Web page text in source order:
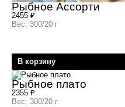
Рыбное Ассорти
2455 ₽
Вес: 300/20 г
В корзину
Рыбное плато
2355 ₽
Вес: 300/20 г